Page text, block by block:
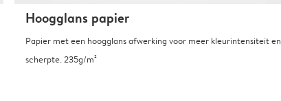
Hoogglans papier
Papier met een hoogglans afwerking voor meer kleurintensiteit en
scherpte. 235g/m²